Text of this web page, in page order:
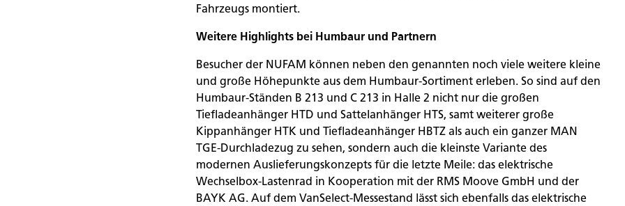
Fahrzeugs montiert.
Weitere Highlights bei Humbaur und Partnern
Besucher der NUFAM können neben den genannten noch viele weitere kleine
und große Höhepunkte aus dem Humbaur-Sortiment erleben. So sind auf den
Humbaur-Ständen B 213 und C 213 in Halle 2 nicht nur die großen
Tiefladeanhänger HTD und Sattelanhänger HTS, samt weiterer große
Kippanhänger HTK und Tiefladeanhänger HBTZ als auch ein ganzer MAN
TGE-Durchladezug zu sehen, sondern auch die kleinste Variante des
modernen Auslieferungskonzepts für die letzte Meile: das elektrische
Wechselbox-Lastenrad in Kooperation mit der RMS Moove GmbH und der
BAYK AG. Auf dem VanSelect-Messestand lässt sich ebenfalls das elektrische